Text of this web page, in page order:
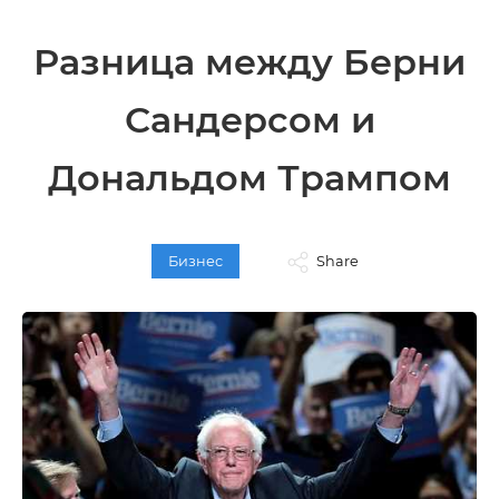
Разница между Берни
Сандерсом и
Дональдом Трампом
Бизнес Share